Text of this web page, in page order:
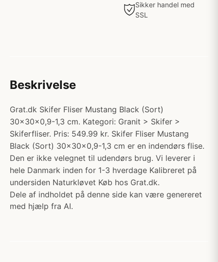
Sikker handel med
SSL
Beskrivelse
Grat.dk Skifer Fliser Mustang Black (Sort)
30x30x0,9-1,3 cm. Kategori: Granit > Skifer >
Skiferfliser. Pris: 549.99 kr. Skifer Fliser Mustang
Black (Sort) 30x30x0,9-1,3 cm er en indendørs flise.
Den er ikke velegnet til udendørs brug. Vi leverer i
hele Danmark inden for 1-3 hverdage Kalibreret på
undersiden Naturkløvet Køb hos Grat.dk.
Dele af indholdet på denne side kan være genereret
med hjælp fra AI.